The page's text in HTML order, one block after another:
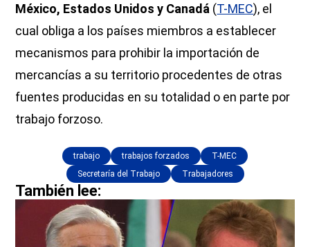
México, Estados Unidos y Canadá (T-MEC), el
cual obliga a los países miembros a establecer
mecanismos para prohibir la importación de
mercancías a su territorio procedentes de otras
fuentes producidas en su totalidad o en parte por
trabajo forzoso.
trabajo trabajos forzados
T-MEC
Secretaría del Trabajo
Trabajadores
También lee: